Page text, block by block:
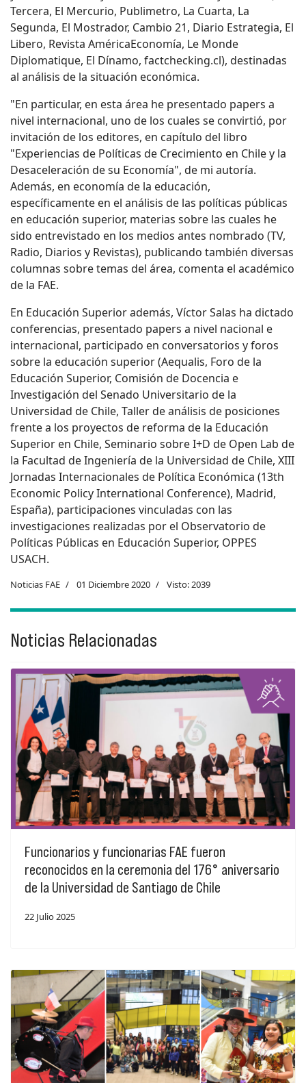
Tercera, El Mercurio, Publimetro, La Cuarta, La
Segunda, El Mostrador, Cambio 21, Diario Estrategia, El
Libero, Revista AméricaEconomía, Le Monde
Diplomatique, El Dínamo, factchecking.cl), destinadas
al análisis de la situación económica.
"En particular, en esta área he presentado papers a
nivel internacional, uno de los cuales se convirtió, por
invitación de los editores, en capítulo del libro
"Experiencias de Políticas de Crecimiento en Chile y la
Desaceleración de su Economía", de mi autoría.
Además, en economía de la educación,
específicamente en el análisis de las políticas públicas
en educación superior, materias sobre las cuales he
sido entrevistado en los medios antes nombrado (TV,
Radio, Diarios y Revistas), publicando también diversas
columnas sobre temas del área, comenta el académico
de la FAE.
En Educación Superior además, Víctor Salas ha dictado
conferencias, presentado papers a nivel nacional e
internacional, participado en conversatorios y foros
sobre la educación superior (Aequalis, Foro de la
Educación Superior, Comisión de Docencia e
Investigación del Senado Universitario de la
Universidad de Chile, Taller de análisis de posiciones
frente a los proyectos de reforma de la Educación
Superior en Chile, Seminario sobre I+D de Open Lab de
la Facultad de Ingeniería de la Universidad de Chile, XIII
Jornadas Internacionales de Política Económica (13th
Economic Policy International Conference), Madrid,
España), participaciones vinculadas con las
investigaciones realizadas por el Observatorio de
Políticas Públicas en Educación Superior, OPPES
USACH.
Noticias FAE 01 Diciembre 2020 Visto: 2039
Noticias Relacionadas
Funcionarios y funcionarias FAE fueron
reconocidos en la ceremonia del 176° aniversario
de la Universidad de Santiago de Chile
22 Julio 2025